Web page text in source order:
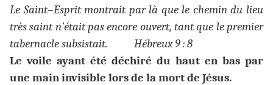
Le Saint–Esprit montrait par là que le chemin du lieu
très saint n’était pas encore ouvert, tant que le premier
tabernacle subsistait. Hébreux 9 : 8
Le voile ayant été déchiré du haut en bas par
une main invisible lors de la mort de Jésus.